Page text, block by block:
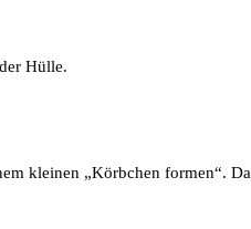
Hülle.
kleinen „Körbchen formen“.